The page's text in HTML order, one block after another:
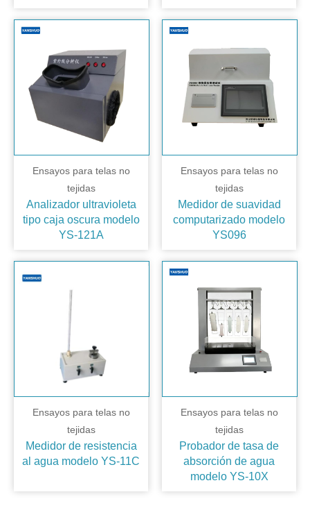
Ensayos para telas no
tejidas
Analizador ultravioleta
tipo caja oscura modelo
YS-121A
Ensayos para telas no
tejidas
Medidor de suavidad
computarizado modelo
YS096
Ensayos para telas no
tejidas
Medidor de resistencia
al agua modelo YS-11C
Ensayos para telas no
tejidas
Probador de tasa de
absorción de agua
modelo YS-10X